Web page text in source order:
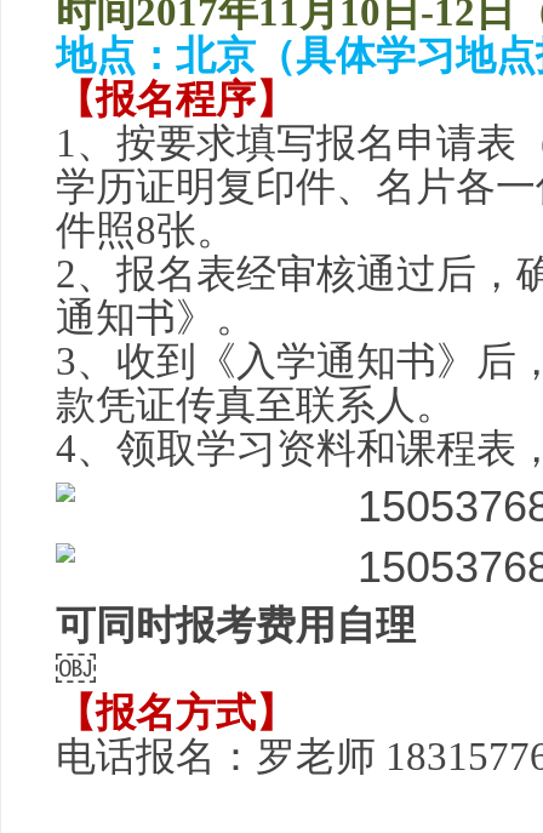
时间2017年11月10日-12日
地点：北京（具体学习地
【报名程序】
1、按要求填写报名申请表
学历证明复印件、名片各
件照8张。
2、报名表经审核通过后，
通知书》。
3、收到《入学通知书》后
款凭证传真至联系人。
4、领取学习资料和课程表
可同时报考费用自理
￼
【报名方式】
电话报名：罗老师